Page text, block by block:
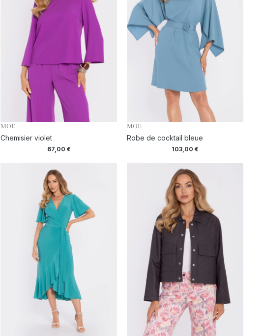
MOE
Chemisier violet
67,00 €
MOE
Robe de cocktail bleue
103,00 €